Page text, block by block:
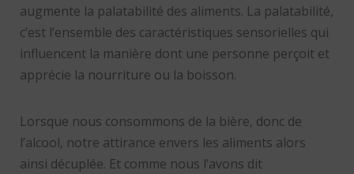
augmente la palatabilité des aliments. La palatabilité,
c’est l’ensemble des caractéristiques sensorielles qui
influencent la manière dont une personne perçoit et
apprécie la nourriture ou la boisson.
Lorsque nous consommons de la bière, donc de
l’alcool, notre attirance envers les aliments alors
ainsi décuplée. Et comme nous l’avons dit